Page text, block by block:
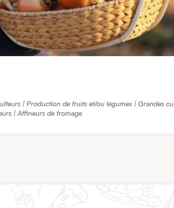
| Production de fruits et/ou légumes | Grandes
| Affineurs de fromage